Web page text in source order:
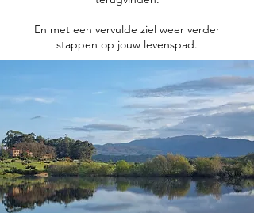
En met een vervulde ziel weer verder
stappen op jouw levenspad.